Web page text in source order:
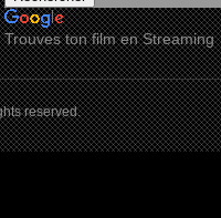
Trouves ton film en Streaming
reserved.